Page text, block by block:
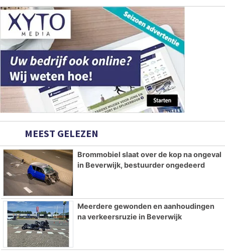
MEEST GELEZEN
Brommobiel slaat over de kop na ongeval
in Beverwijk, bestuurder ongedeerd
Meerdere gewonden en aanhoudingen
na verkeersruzie in Beverwijk